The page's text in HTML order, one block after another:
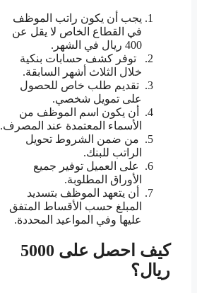
يجب أن يكون راتب الموظف
في القطاع الخاص لا يقل عن
400 ريال في الشهر.
توفر كشف حسابات بنكية
خلال الثلاث أشهر السابقة.
تقديم طلب خاص للحصول
على تمويل شخصي.
أن يكون اسم الموظف من
الأسماء المعتمدة عند المصرف.
من ضمن الشروط تحويل
الراتب للبنك.
على العميل توفير جميع
الأوراق المطلوبة.
أن يتعهد الموظف بتسديد
المبلغ حسب الأقساط المتفق
عليها وفي المواعيد المحددة.
كيف احصل على 5000
ريال؟